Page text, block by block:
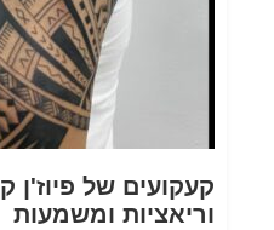
קעקועים של פיוז'ן
וריאציות ומשמעות